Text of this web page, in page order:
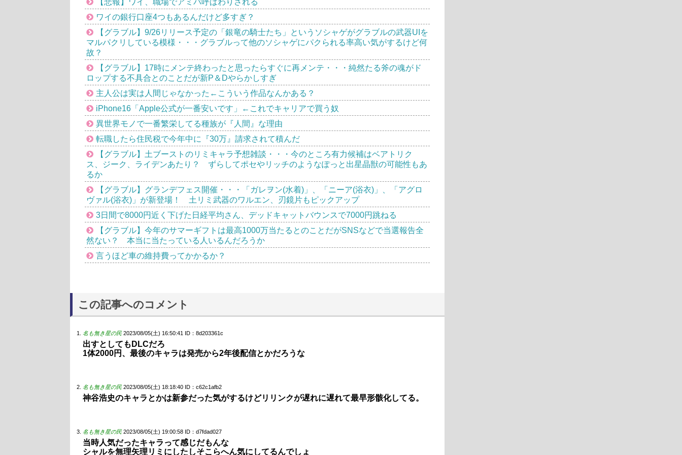
【悲報】ワイ、職場でアミバ呼ばわりされる
ワイの銀行口座4つもあるんだけど多すぎ？
【グラブル】9/26リリース予定の「銀竜の騎士たち」というソシャゲがグラブルの武器UIを
マルパクリしている模様・・・グラブルって他のソシャゲにパクられる率高い気がするけど何
故？
【グラブル】17時にメンテ終わったと思ったらすぐに再メンテ・・・純然たる斧の魂がド
ロップする不具合とのことだが新P＆Dやらかしすぎ
主人公は実は人間じゃなかった←こういう作品なんかある？
iPhone16「Apple公式が一番安いです」←これでキャリアで買う奴
異世界モノで一番繁栄してる種族が『人間』な理由
転職したら住民税で今年中に『30万』請求されて積んだ
【グラブル】土ブーストのリミキャラ予想雑談・・・今のところ有力候補はベアトリク
ス、ジーク、ライデンあたり？ ずらしてポセやリッチのようなぽっと出星晶獣の可能性もあ
るか
【グラブル】グランデフェス開催・・・「ガレヲン(水着)」、「ニーア(浴衣)」、「アグロ
ヴァル(浴衣)」が新登場！ 土リミ武器のワルエン、刃鏡片もピックアップ
3日間で8000円近く下げた日経平均さん、デッドキャットバウンスで7000円跳ねる
【グラブル】今年のサマーギフトは最高1000万当たるとのことだがSNSなどで当選報告全
然ない？ 本当に当たっている人いるんだろうか
言うほど車の維持費ってかかるか？
この記事へのコメント
名も無き星の民 2023/08/05(土) 16:50:41 ID：8d203361c
出すとしてもDLCだろ
1体2000円、最後のキャラは発売から2年後配信とかだろうな
名も無き星の民 2023/08/05(土) 18:18:40 ID：c62c1afb2
神谷浩史のキャラとかは新参だった気がするけどリリンクが遅れに遅れて最早形骸化してる。
名も無き星の民 2023/08/05(土) 19:00:58 ID：d7fdad027
当時人気だったキャラって感じだもんな
シャルを無理矢理リミにしたしそこらへん気にしてるんでしょ